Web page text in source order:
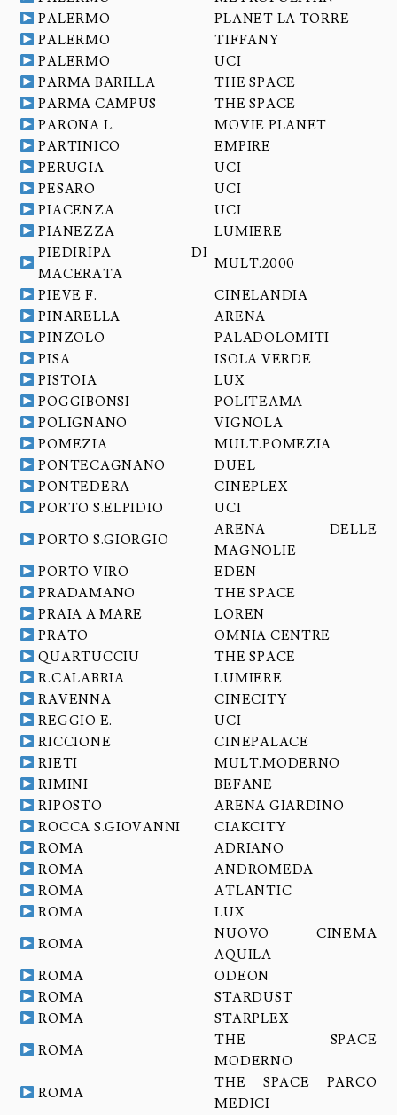
PALERMO
PLANET LA TORRE
PALERMO
TIFFANY
PALERMO
UCI
PARMA BARILLA
THE SPACE
PARMA CAMPUS
THE SPACE
PARONA L.
MOVIE PLANET
PARTINICO
EMPIRE
PERUGIA
UCI
PESARO
UCI
PIACENZA
UCI
PIANEZZA
LUMIERE
PIEDIRIPA DI
MACERATA
MULT.2000
PIEVE F.
CINELANDIA
PINARELLA
ARENA
PINZOLO
PALADOLOMITI
PISA
ISOLA VERDE
PISTOIA
LUX
POGGIBONSI
POLITEAMA
POLIGNANO
VIGNOLA
POMEZIA
MULT.POMEZIA
PONTECAGNANO
DUEL
PONTEDERA
CINEPLEX
PORTO S.ELPIDIO
UCI
PORTO S.GIORGIO
ARENA DELLE
MAGNOLIE
PORTO VIRO
EDEN
PRADAMANO
THE SPACE
PRAIA A MARE
LOREN
PRATO
OMNIA CENTRE
QUARTUCCIU
THE SPACE
R.CALABRIA
LUMIERE
RAVENNA
CINECITY
REGGIO E.
UCI
RICCIONE
CINEPALACE
RIETI
MULT.MODERNO
RIMINI
BEFANE
RIPOSTO
ARENA GIARDINO
ROCCA S.GIOVANNI
CIAKCITY
ROMA
ADRIANO
ROMA
ANDROMEDA
ROMA
ATLANTIC
ROMA
LUX
ROMA
NUOVO CINEMA
AQUILA
ROMA
ODEON
ROMA
STARDUST
ROMA
STARPLEX
ROMA
THE SPACE
MODERNO
ROMA
THE SPACE PARCO
MEDICI